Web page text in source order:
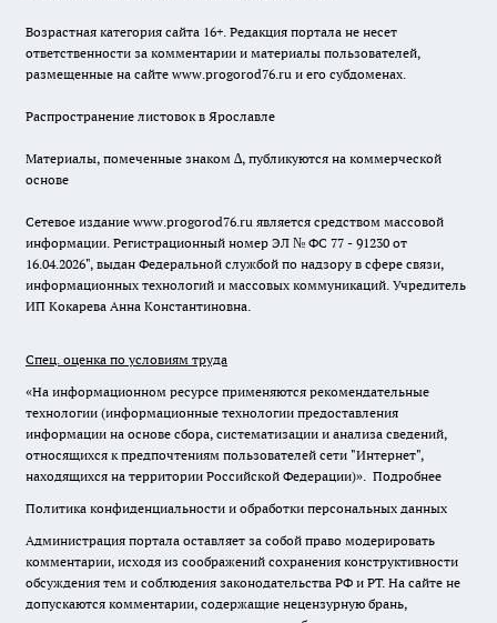
Возрастная категория сайта 16+. Редакция портала не несет
ответственности за комментарии и материалы пользователей,
размещенные на сайте www.progorod76.ru и его субдоменах.
Распространение листовок в Ярославле
Материалы, помеченные знаком ∆, публикуются на коммерческой
основе
Сетевое издание www.progorod76.ru является средством массовой
информации. Регистрационный номер ЭЛ № ФС 77 - 91230 от
16.04.2026", выдан Федеральной службой по надзору в сфере связи,
информационных технологий и массовых коммуникаций. Учредитель
ИП Кокарева Анна Константиновна.
Спец. оценка по условиям труда
«На информационном ресурсе применяются рекомендательные
технологии (информационные технологии предоставления
информации на основе сбора, систематизации и анализа сведений,
относящихся к предпочтениям пользователей сети "Интернет",
находящихся на территории Российской Федерации)». Подробнее
Политика конфиденциальности и обработки персональных данных
Администрация портала оставляет за собой право модерировать
комментарии, исходя из соображений сохранения конструктивности
обсуждения тем и соблюдения законодательства РФ и РТ. На сайте не
допускаются комментарии, содержащие нецензурную брань,